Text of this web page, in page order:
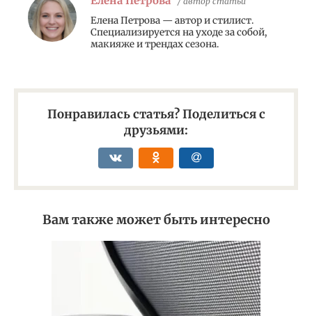
Елена Петрова — автор и стилист.
Специализируется на уходе за собой,
макияже и трендах сезона.
Понравилась статья? Поделиться с
друзьями:
Вам также может быть интересно